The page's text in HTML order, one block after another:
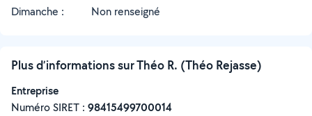
Dimanche :
Non renseigné
Plus d’informations sur Théo R. (Théo Rejasse)
Entreprise
Numéro SIRET : ‍98415499700014